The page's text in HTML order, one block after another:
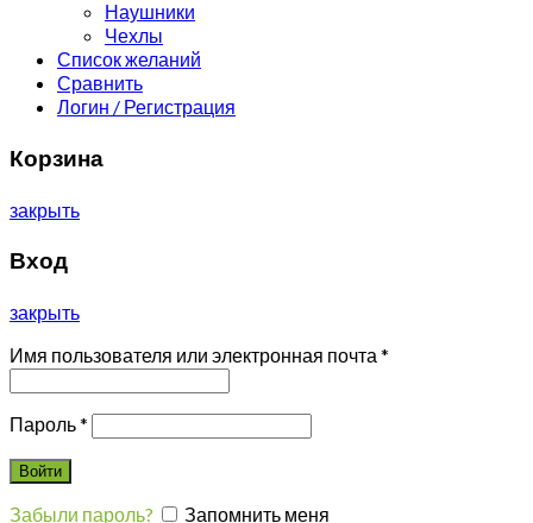
Наушники
Чехлы
Список желаний
Сравнить
Логин / Регистрация
Корзина
закрыть
Вход
закрыть
Имя пользователя или электронная почта *
Пароль*
Войти
Забыли пароль? Запомнить меня